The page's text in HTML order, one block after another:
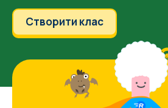
Створити клас